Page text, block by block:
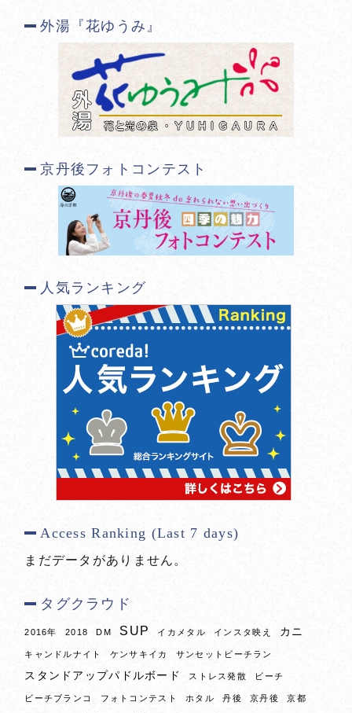
外湯『花ゆうみ』
京丹後フォトコンテスト
人気ランキング
Access Ranking (Last 7 days)
まだデータがありません。
タグクラウド
2016年 2018 DM SUP イカメタル インスタ映え カニ
キャンドルナイト ケンサキイカ サンセットビーチラン
スタンドアップパドルボード ストレス発散 ビーチ
ビーチブランコ フォトコンテスト ホタル 丹後 京丹後 京都